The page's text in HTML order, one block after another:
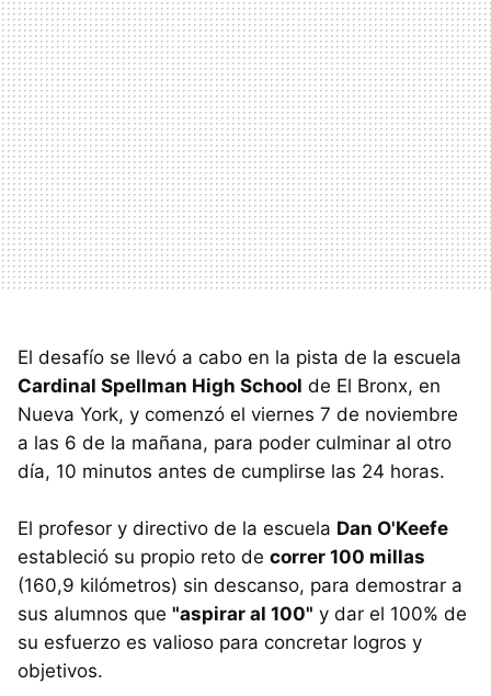
El desafío se llevó a cabo en la pista de la escuela
Cardinal Spellman High School de El Bronx, en
Nueva York, y comenzó el viernes 7 de noviembre
a las 6 de la mañana, para poder culminar al otro
día, 10 minutos antes de cumplirse las 24 horas.
El profesor y directivo de la escuela Dan O'Keefe
estableció su propio reto de correr 100 millas
(160,9 kilómetros) sin descanso, para demostrar a
sus alumnos que "aspirar al 100" y dar el 100% de
su esfuerzo es valioso para concretar logros y
objetivos.